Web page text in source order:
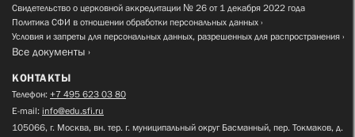
Свидетельство о церковной аккредитации № 26 от 1 декабря 2022 года
Политика СФИ в отношении обработки персональных данных
Условия и запреты для персональных данных, разрешенных для распространения
Все документы
КОНТАКТЫ
Телефон: +7 495 623 03 80
E-mail: info@edu.sfi.ru
105066, г. Москва, вн. тер. г. муниципальный округ Басманный, пер. Токмаков, д.